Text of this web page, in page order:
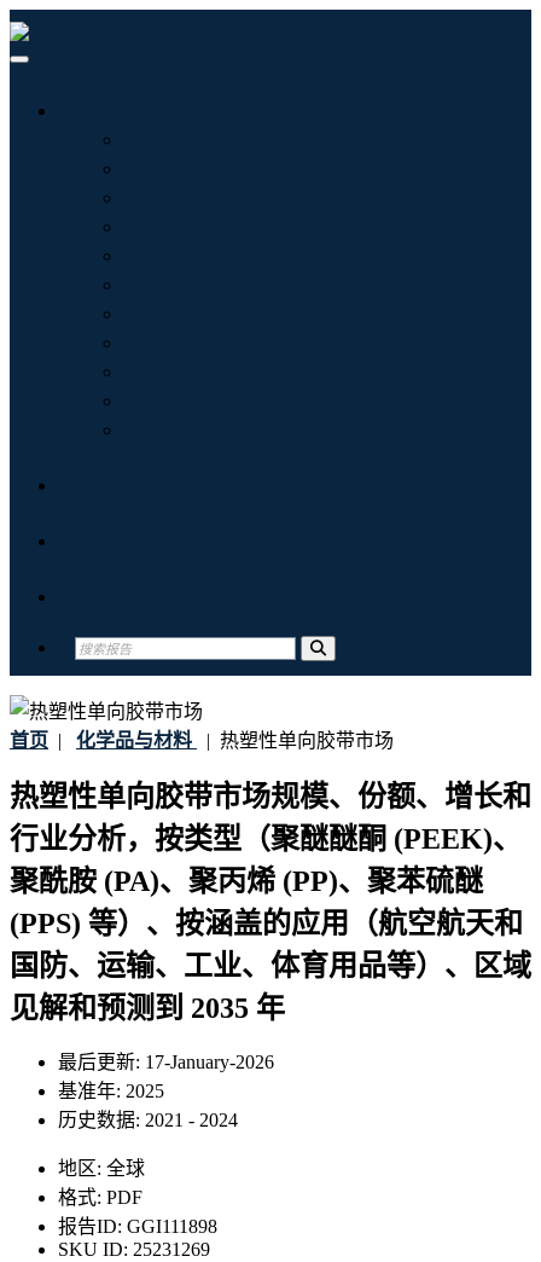
首页 | 化学品与材料 | 热塑性单向胶带市场
热塑性单向胶带市场规模、份额、增长和
行业分析，按类型（聚醚醚酮 (PEEK)、
聚酰胺 (PA)、聚丙烯 (PP)、聚苯硫醚
(PPS) 等）、按涵盖的应用（航空航天和
国防、运输、工业、体育用品等）、区域
见解和预测到 2035 年
最后更新: 17-January-2026
基准年: 2025
历史数据: 2021 - 2024
地区: 全球
格式: PDF
报告ID: GGI111898
SKU ID: 25231269